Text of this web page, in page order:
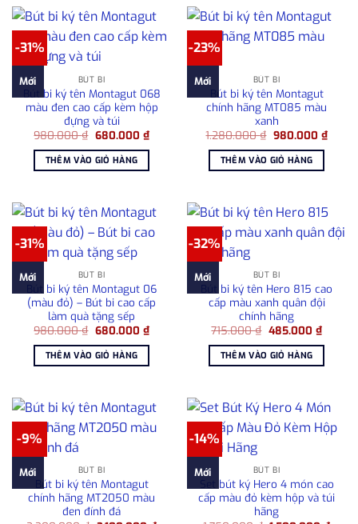
-31%
Mới BÚT BI
Bút bi ký tên Montagut 068
màu đen cao cấp kèm hộp
đựng và túi
980.000₫ Giá
là:
980.000 ₫.
680.000 ₫Giá
hiện
680.000 ₫.
THÊM VÀO GIỎ HÀNG
-23%
Mới BÚT BI
Bút bi ký tên Montagut
chính hãng MT085 màu
xanh
1.280.000₫ Giá
là:
1.280.000 ₫.
980.000 ₫Giá
hiện
THÊM VÀO GIỎ HÀNG
-31%
Mới BÚT BI
Bút bi ký tên Montagut 06
(màu đỏ) – Bút bi cao cấp
làm quà tặng sếp
980.000₫ Giá
là:
980.000 ₫.
680.000 ₫Giá
hiện
680.000 ₫.
THÊM VÀO GIỎ HÀNG
-32%
Mới BÚT BI
Bút bi ký tên Hero 815 cao
cấp màu xanh quân đội
chính hãng
715.000₫ Giá
là:
715.000 ₫.
485.000 ₫Giá
hiện
tại
THÊM VÀO GIỎ HÀNG
-9%
Mới BÚT BI
Bút bi ký tên Montagut
chính hãng MT2050 màu
đen đính đá
-14%
Mới BÚT BI
Set bút ký Hero 4 món cao
cấp màu đỏ kèm hộp và túi
hãng